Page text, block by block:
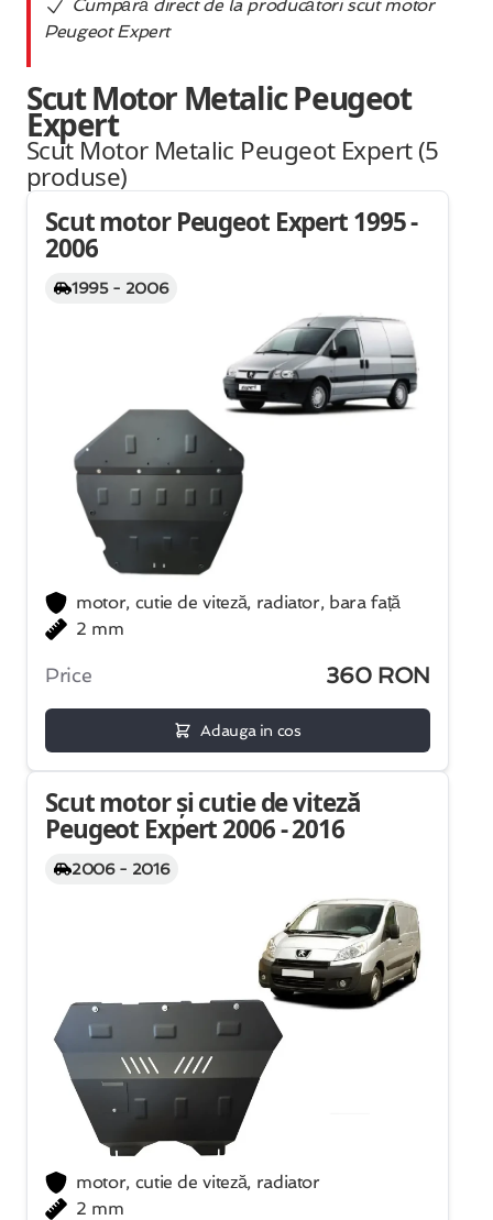
Cumpără direct de la producători scut motor
Peugeot Expert
Scut Motor Metalic Peugeot
Expert
Scut Motor Metalic Peugeot Expert (5
produse)
Scut motor Peugeot Expert 1995 -
2006
1995 - 2006
motor, cutie de viteză, radiator, bara față
2 mm
Price 360 RON
Adauga in cos
Scut motor și cutie de viteză
Peugeot Expert 2006 - 2016
2006 - 2016
motor, cutie de viteză, radiator
2 mm